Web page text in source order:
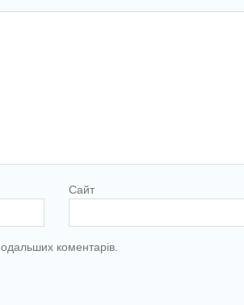
Сайт
коментарів.